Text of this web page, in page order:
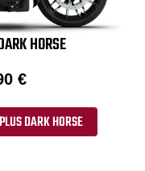
HORSE
€
DARK HORSE